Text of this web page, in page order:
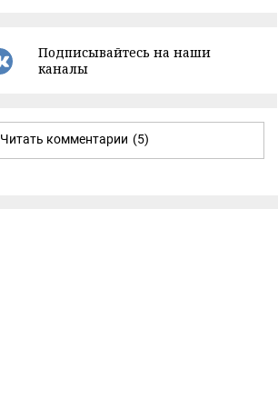
Подписывайтесь на наши
каналы
Читать комментарии (5)